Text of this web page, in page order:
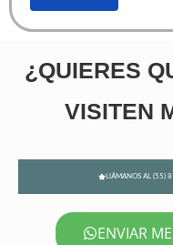
¿QUIERES
VISITEN
LlÁMANOS AL (55)
ENVIAR